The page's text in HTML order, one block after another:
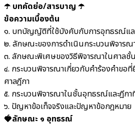
☂️ บทคัดย่อ/สารบาญ ☂️
ข้อความเบื้องต้น
๑. บทบัญญัติที่ใช้บังคับกับการอุทธรณ์แล
๒. ลักษณะของการดำเนินกระบวนพิจาร
๓. ลักษณะพิเศษของวิธีพิจารณาในศาลชั้
๔. กระบวนพิจารณาเกี่ยวกับคำร้องคำข
ศาลฎีกา
๕. กระบวนพิจารณาในชั้นอุทธรณ์และฎีก
๖. ปัญหาข้อเท็จจริงและปัญหาข้อกฎหมาย
🍓ลักษณะ ๑ อุทธรณ์